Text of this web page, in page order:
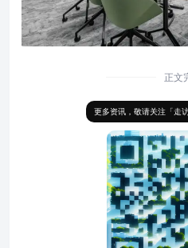
正文
更多资讯，敬请关注「走